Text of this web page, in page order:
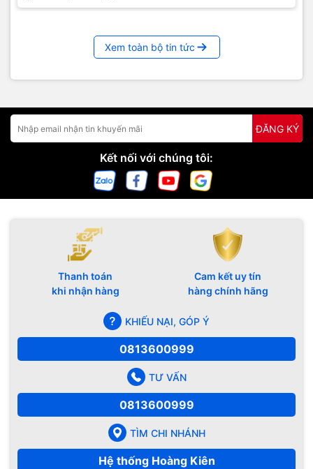
Xem toàn bộ tin tức
ĐĂNG KÝ
Kết nối với chúng tôi:
Thanh toán
khi nhận hàng
Cam kết uy tín
hàng chính hãng
KHIẾU NẠI, GÓP Ý
0813600999
TƯ VẤN
0813600999
TÌM CHI NHÁNH
Hệ thống Hoàng Kiên